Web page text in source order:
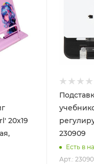
20x19
230909
Есть в
Арт.: